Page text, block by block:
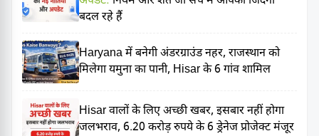
बदल रहे हैं
Haryana में बनेगी अंडरग्राउंड नहर, राजस्थान को
मिलेगा यमुना का पानी, Hisar के 6 गांव शामिल
Hisar वालों के लिए अच्छी खबर, इसबार नहीं होगा
जलभराव, 6.20 करोड़ रुपये के 6 ड्रेनेज प्रोजेक्ट मंजूर